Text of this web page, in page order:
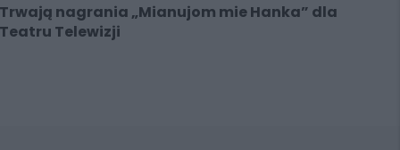
Trwają nagrania „Mianujom mie Hanka” dla
Teatru Telewizji